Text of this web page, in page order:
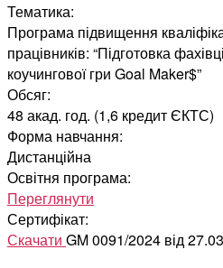
Тематика:
Програма підвищення
працівників: “Підготовка
коучингової гри Goal Maker$”
Обсяг:
48 акад. год. (1,6 кредит ЄКТС)
Форма навчання:
Дистанційна
Освітня програма:
Переглянути
Сертифікат:
Скачати GM 0091/2024 від